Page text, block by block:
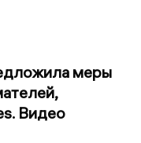
меры
Видео